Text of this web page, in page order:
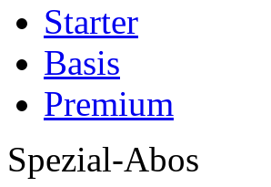
Starter
Basis
Premium
Spezial-Abos